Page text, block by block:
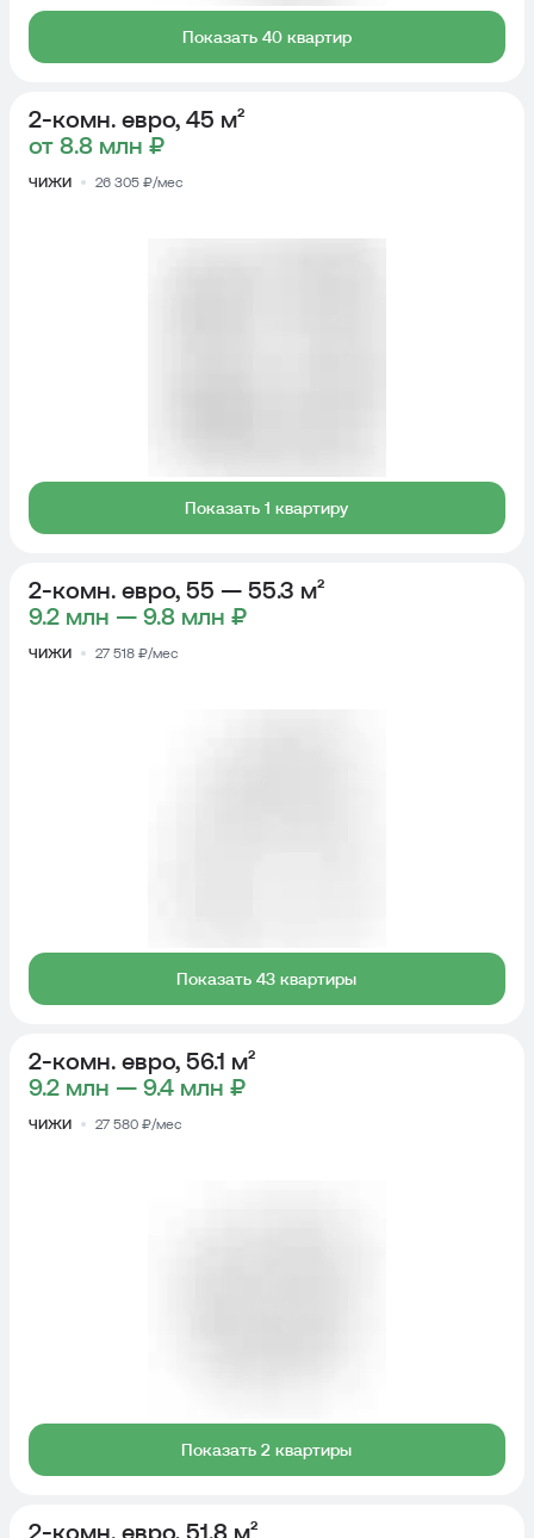
Показать 40 квартир
2-комн. евро, 45 м²
от 8.8 млн ₽
ЧИЖИ 26 305 ₽/мес
Показать 1 квартиру
2-комн. евро, 55 — 55.3 м²
9.2 млн — 9.8 млн ₽
ЧИЖИ 27 518 ₽/мес
Показать 43 квартиры
2-комн. евро, 56.1 м²
9.2 млн — 9.4 млн ₽
ЧИЖИ 27 580 ₽/мес
Показать 2 квартиры
2-комн. евро, 51.8 м²